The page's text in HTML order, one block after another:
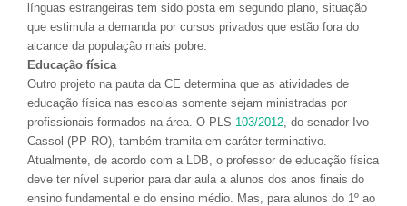
línguas estrangeiras tem sido posta em segundo plano, situação
que estimula a demanda por cursos privados que estão fora do
alcance da população mais pobre.
Educação física
Outro projeto na pauta da CE determina que as atividades de
educação física nas escolas somente sejam ministradas por
profissionais formados na área. O PLS 103/2012, do senador Ivo
Cassol (PP-RO), também tramita em caráter terminativo.
Atualmente, de acordo com a LDB, o professor de educação física
deve ter nível superior para dar aula a alunos dos anos finais do
ensino fundamental e do ensino médio. Mas, para alunos do 1º ao